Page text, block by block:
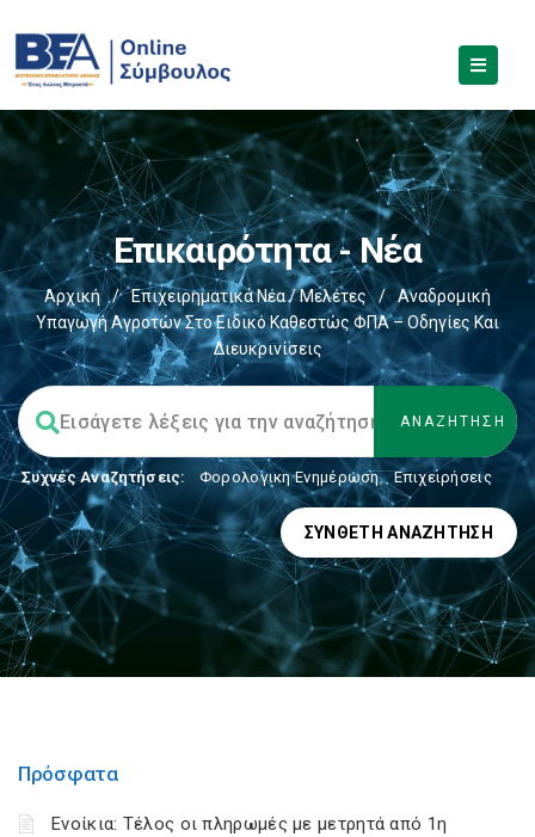
Επικαιρότητα - Νέα
Αρχική / Επιχειρηματικά Νέα / Μελέτες /
Αναδρομική
Υπαγωγή Αγροτών Στο Ειδικό Καθεστώς ΦΠΑ – Οδηγίες Και
Διευκρινίσεις
Συχνές Αναζητήσεις: Φορολογικη Ενημέρωση, Επιχειρήσεις
ΣΎΝΘΕΤΗ ΑΝΑΖΉΤΗΣΗ
Πρόσφατα
Ενοίκια: Τέλος οι πληρωμές με μετρητά από 1η